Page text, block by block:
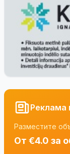
Реклама
Разместите
От €4.0 за